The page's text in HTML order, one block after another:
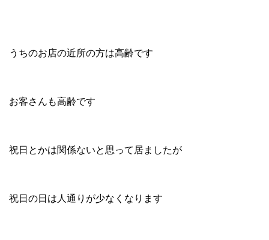
うちのお店の近所の方は高齢です
お客さんも高齢です
祝日とかは関係ないと思って居ましたが
祝日の日は人通りが少なくなります